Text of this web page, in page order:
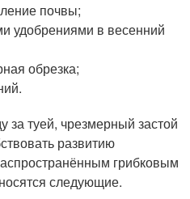
почвы;
удобрениями в весенний
обрезка;
туей, чрезмерный застой
развитию
грибковым
следующие.